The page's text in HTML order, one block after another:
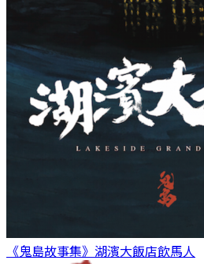
《鬼島故事集》湖濱大飯店飲馬人